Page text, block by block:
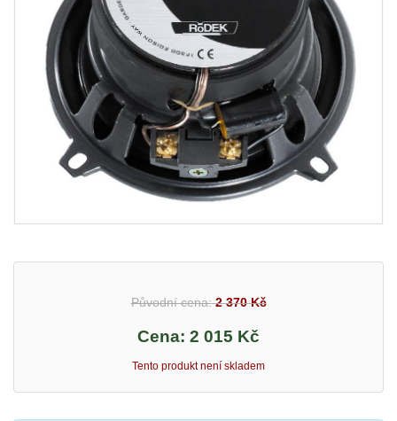
Původní cena: 2 370 Kč
Cena: 2 015 Kč
Tento produkt není skladem